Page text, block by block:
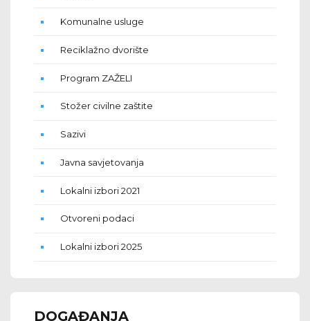
Komunalne usluge
Reciklažno dvorište
Program ZAŽELI
Stožer civilne zaštite
Sazivi
Javna savjetovanja
Lokalni izbori 2021
Otvoreni podaci
Lokalni izbori 2025
DOGAĐANJA